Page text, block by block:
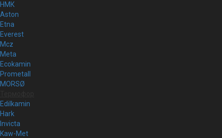
НМК
Aston
Etna
Everest
Mcz
Meta
Ecokamin
Prometall
MORSØ
Edilkamin
Hark
Invicta
Kaw-Met